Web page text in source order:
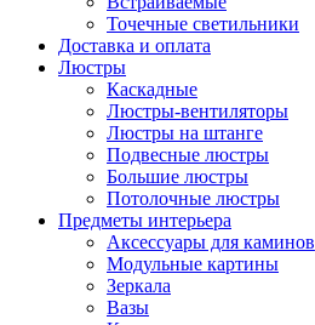
Точечные светильники
Доставка и оплата
Люстры
Каскадные
Люстры-вентиляторы
Люстры на штанге
Подвесные люстры
Большие люстры
Потолочные люстры
Предметы интерьера
Аксессуары для каминов
Модульные картины
Зеркала
Вазы